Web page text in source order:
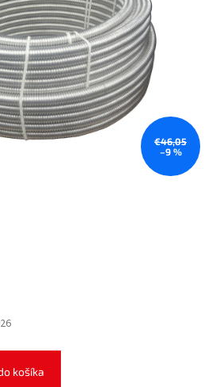
€46,05
–9 %
košíka